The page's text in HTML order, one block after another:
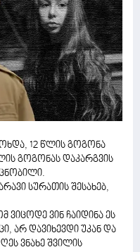
12 წლის გოგონა
გოგონას დაკარგვის
ცნობილი.
სურათის შესახებ,
ვიცოდე ვინ ჩაიდინა ეს
არ დავიხევდი უკან და
ვნახე შვილის